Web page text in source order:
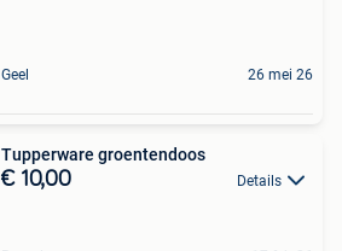
Geel 26 mei 26
Tupperware groentendoos
€ 10,00 Details